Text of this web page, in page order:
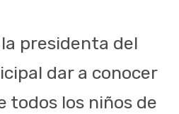
presidenta del
dar a conocer
todos los niños de